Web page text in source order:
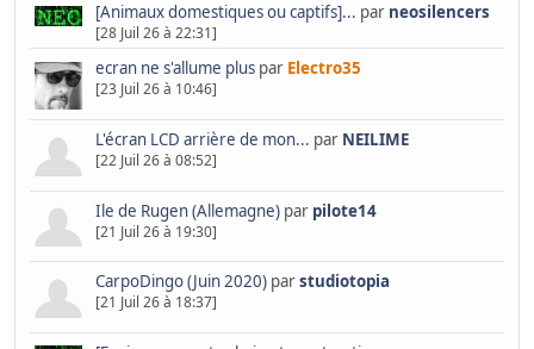
[Animaux domestiques ou captifs]... par neosilencers
[28 Juil 26 à 22:31]
ecran ne s'allume pluspar Electro35
[23 Juil 26 à 10:46]
L'écran LCD arrière de mon... par NEILIME
[22 Juil 26 à 08:52]
Ile de Rugen (Allemagne)par pilote14
[21 Juil 26 à 19:30]
CarpoDingo (Juin 2020)parstudiotopia
[21 Juil 26 à 18:37]